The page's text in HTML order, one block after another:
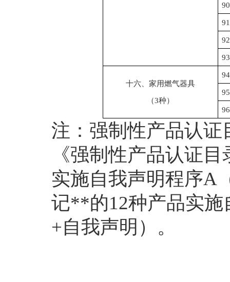
十六、家用燃气器具
（3种）
注：强制性产品认证
《强制性产品认证
实施自我声明程序A
记**的12种产品实施
+自我声明） 。